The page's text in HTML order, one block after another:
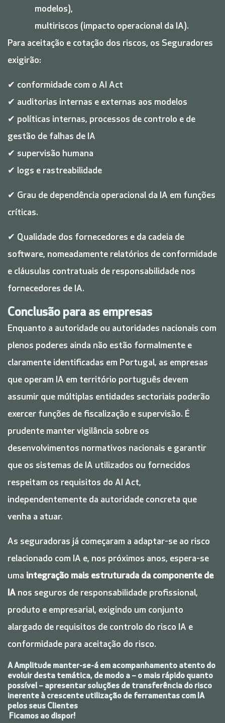
modelos),
multiriscos (impacto operacional da IA).
Para aceitação e cotação dos riscos, os Seguradores
exigirão:
✔ conformidade com o AI Act
✔ auditorias internas e externas aos modelos
✔ políticas internas, processos de controlo e de
gestão de falhas de IA
✔ supervisão humana
✔ logs e rastreabilidade
✔ Grau de dependência operacional da IA em funções
críticas.
✔ Qualidade dos fornecedores e da cadeia de
software, nomeadamente relatórios de conformidade
e cláusulas contratuais de responsabilidade nos
fornecedores de IA.
Conclusão para as empresas
Enquanto a autoridade ou autoridades nacionais com
plenos poderes ainda não estão formalmente e
claramente identificadas em Portugal, as empresas
que operam IA em território português devem
assumir que múltiplas entidades sectoriais poderão
exercer funções de fiscalização e supervisão. É
prudente manter vigilância sobre os
desenvolvimentos normativos nacionais e garantir
que os sistemas de IA utilizados ou fornecidos
respeitam os requisitos do AI Act,
independentemente da autoridade concreta que
venha a atuar.
As seguradoras já começaram a adaptar-se ao risco
relacionado com IA e, nos próximos anos, espera-se
uma integração mais estruturada da componente de
IA nos seguros de responsabilidade profissional,
produto e empresarial, exigindo um conjunto
alargado de requisitos de controlo do risco IA e
conformidade para aceitação do risco.
A Amplitude manter-se-á em acompanhamento atento do
evoluir desta temática, de modo a – o mais rápido quanto
possível – apresentar soluções de transferência do risco
inerente à crescente utilização de ferramentas com IA
pelos seus Clientes
Ficamos ao dispor!